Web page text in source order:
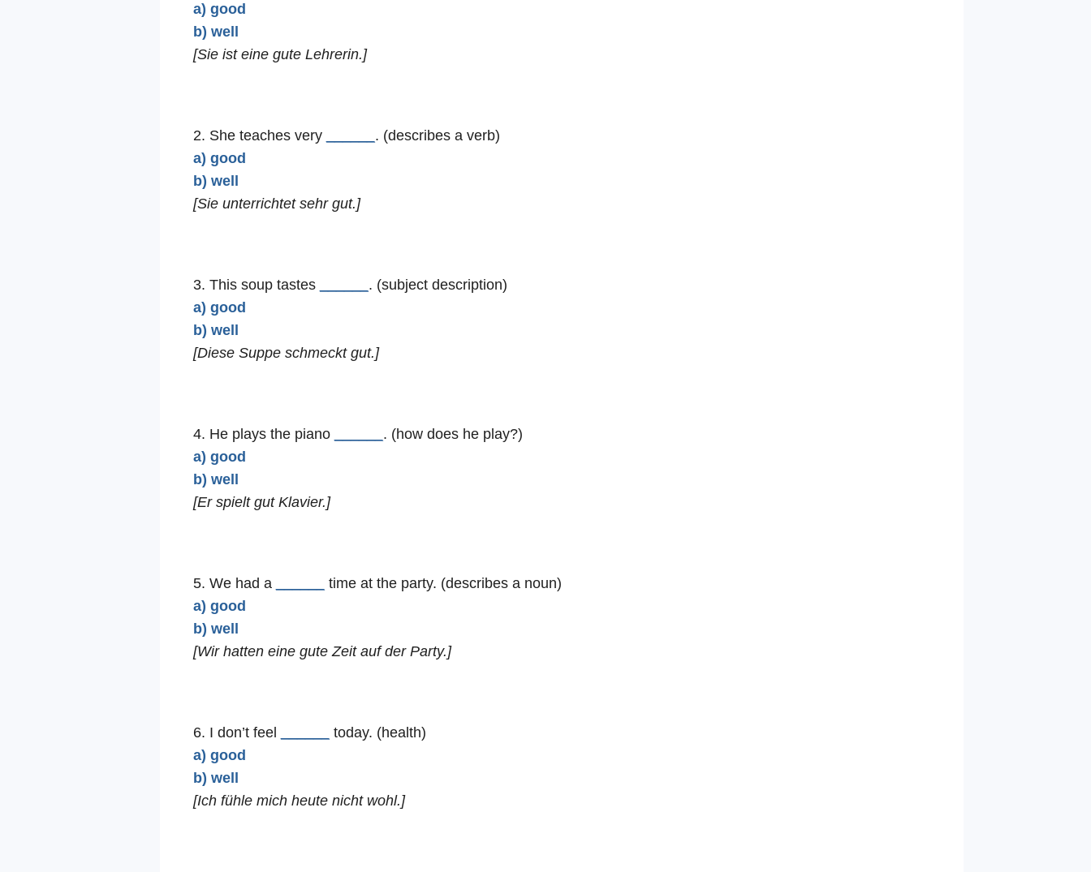
a) good
b) well
[Sie ist eine gute Lehrerin.]
2. She teaches very
. (describes a verb)
a) good
b) well
[Sie unterrichtet sehr gut.]
3. This soup tastes
. (subject description)
a) good
b) well
[Diese Suppe schmeckt gut.]
4. He plays the piano
. (how does he play?)
a) good
b) well
[Er spielt gut Klavier.]
5. We had a
time at the party. (describes a noun)
a) good
b) well
[Wir hatten eine gute Zeit auf der Party.]
6. I don’t feel
today. (health)
a) good
b) well
[Ich fühle mich heute nicht wohl.]